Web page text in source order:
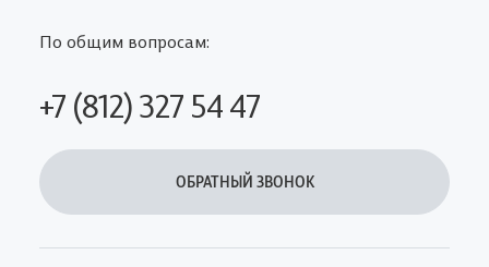
По общим вопросам:
+7 (812) 327 54 47
ОБРАТНЫЙ ЗВОНОК